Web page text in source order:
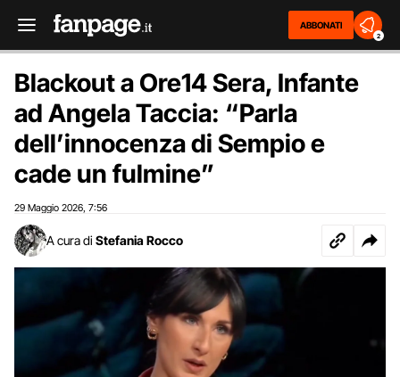
ABBONATI
2
Blackout a Ore14 Sera, Infante
ad Angela Taccia: “Parla
dell’innocenza di Sempio e
cade un fulmine”
29 Maggio 2026 7:56
A cura di Stefania Rocco